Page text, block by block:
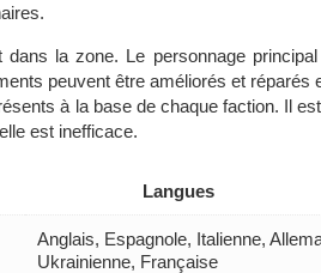
dans la zone. Le personnage
peuvent être améliorés et réparés
à la base de chaque faction. Il
est inefficace.
Langues
Anglais, Espagnole, Italienne,
Ukrainienne, Française